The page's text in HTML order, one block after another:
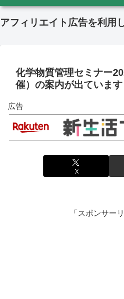
アフィリエイト広告を利用
化学物質管理セミナー
催）の案内が出ています
広告
X
「スポンサー